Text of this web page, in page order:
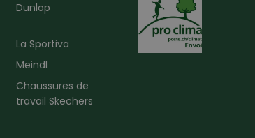
Dunlop
La Sportiva
Meindl
Chaussures de
travail Skechers